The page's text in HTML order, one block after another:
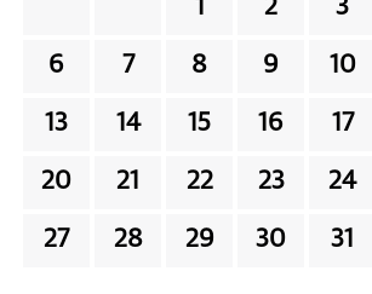
1 2 3
6 7 8 9 10
13 14 15 16 17
20 21 22 23 24
27 28 29 30 31